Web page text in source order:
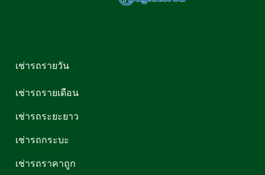
เช่ารถรายวัน
เช่ารถรายเดือน
เช่ารถระยะยาว
เช่ารถกระบะ
เช่ารถราคาถูก